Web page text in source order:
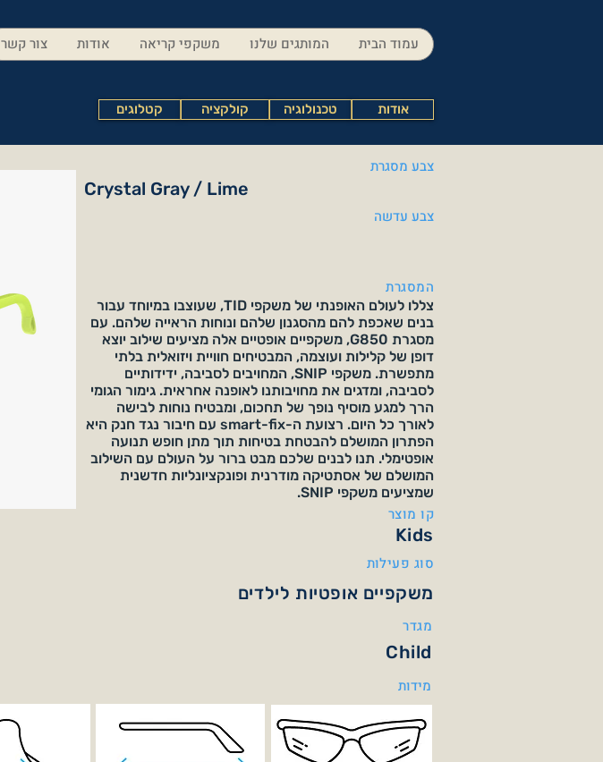
עמוד הבית המותגים שלנו משקפי קריאה אודות צור קשר
קטלוגים קולקציה טכנולוגיה אודות
צבע מסגרת
Crystal Gray / Lime
צבע עדשה
המסגרת
צללו לעולם האופנתי של משקפי TID, שעוצבו במיוחד עבור
בנים שאכפת להם מהסגנון שלהם ונוחות הראייה שלהם. עם
מסגרת G850, משקפיים אופטיים אלה מציעים שילוב יוצא
דופן של קלילות ועוצמה, המבטיחים חוויית ויזואלית בלתי
מתפשרת. משקפי SNIP, המחויבים לסביבה, ידידותיים
לסביבה, ומדגים את מחויבותנו לאופנה אחראית. גימור הגומי
הרך למגע מוסיף נופך של תחכום, ומבטיח נוחות לבישה
לאורך כל היום. רצועת ה-smart-fix עם חיבור נגד חנק היא
הפתרון המושלם להבטחת בטיחות תוך מתן חופש תנועה
אופטימלי. תנו לבנים שלכם מבט ברור על העולם עם השילוב
המושלם של אסתטיקה מודרנית ופונקציונליות חדשנית
שמציעים משקפי SNIP.
קו מוצר
Kids
סוג פעילות
משקפיים אופטיות לילדים
מגדר
Child
מידות